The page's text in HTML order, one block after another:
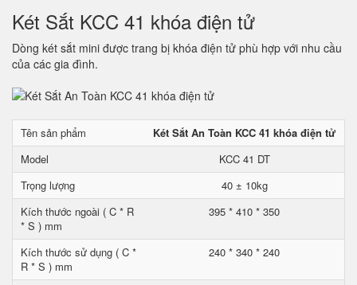
Két Sắt KCC 41 khóa điện tử
Dòng két sắt mini được trang bị khóa điện tử phù hợp với nhu cầu
của các gia đình.
Tên sản phẩm
Két Sắt An Toàn KCC 41 khóa điện tử
Model
KCC 41 DT
Trọng lượng
40 ± 10kg
Kích thước ngoài ( C * R
* S ) mm
395 * 410 * 350
Kích thước sử dụng ( C *
R * S ) mm
240 * 340 * 240